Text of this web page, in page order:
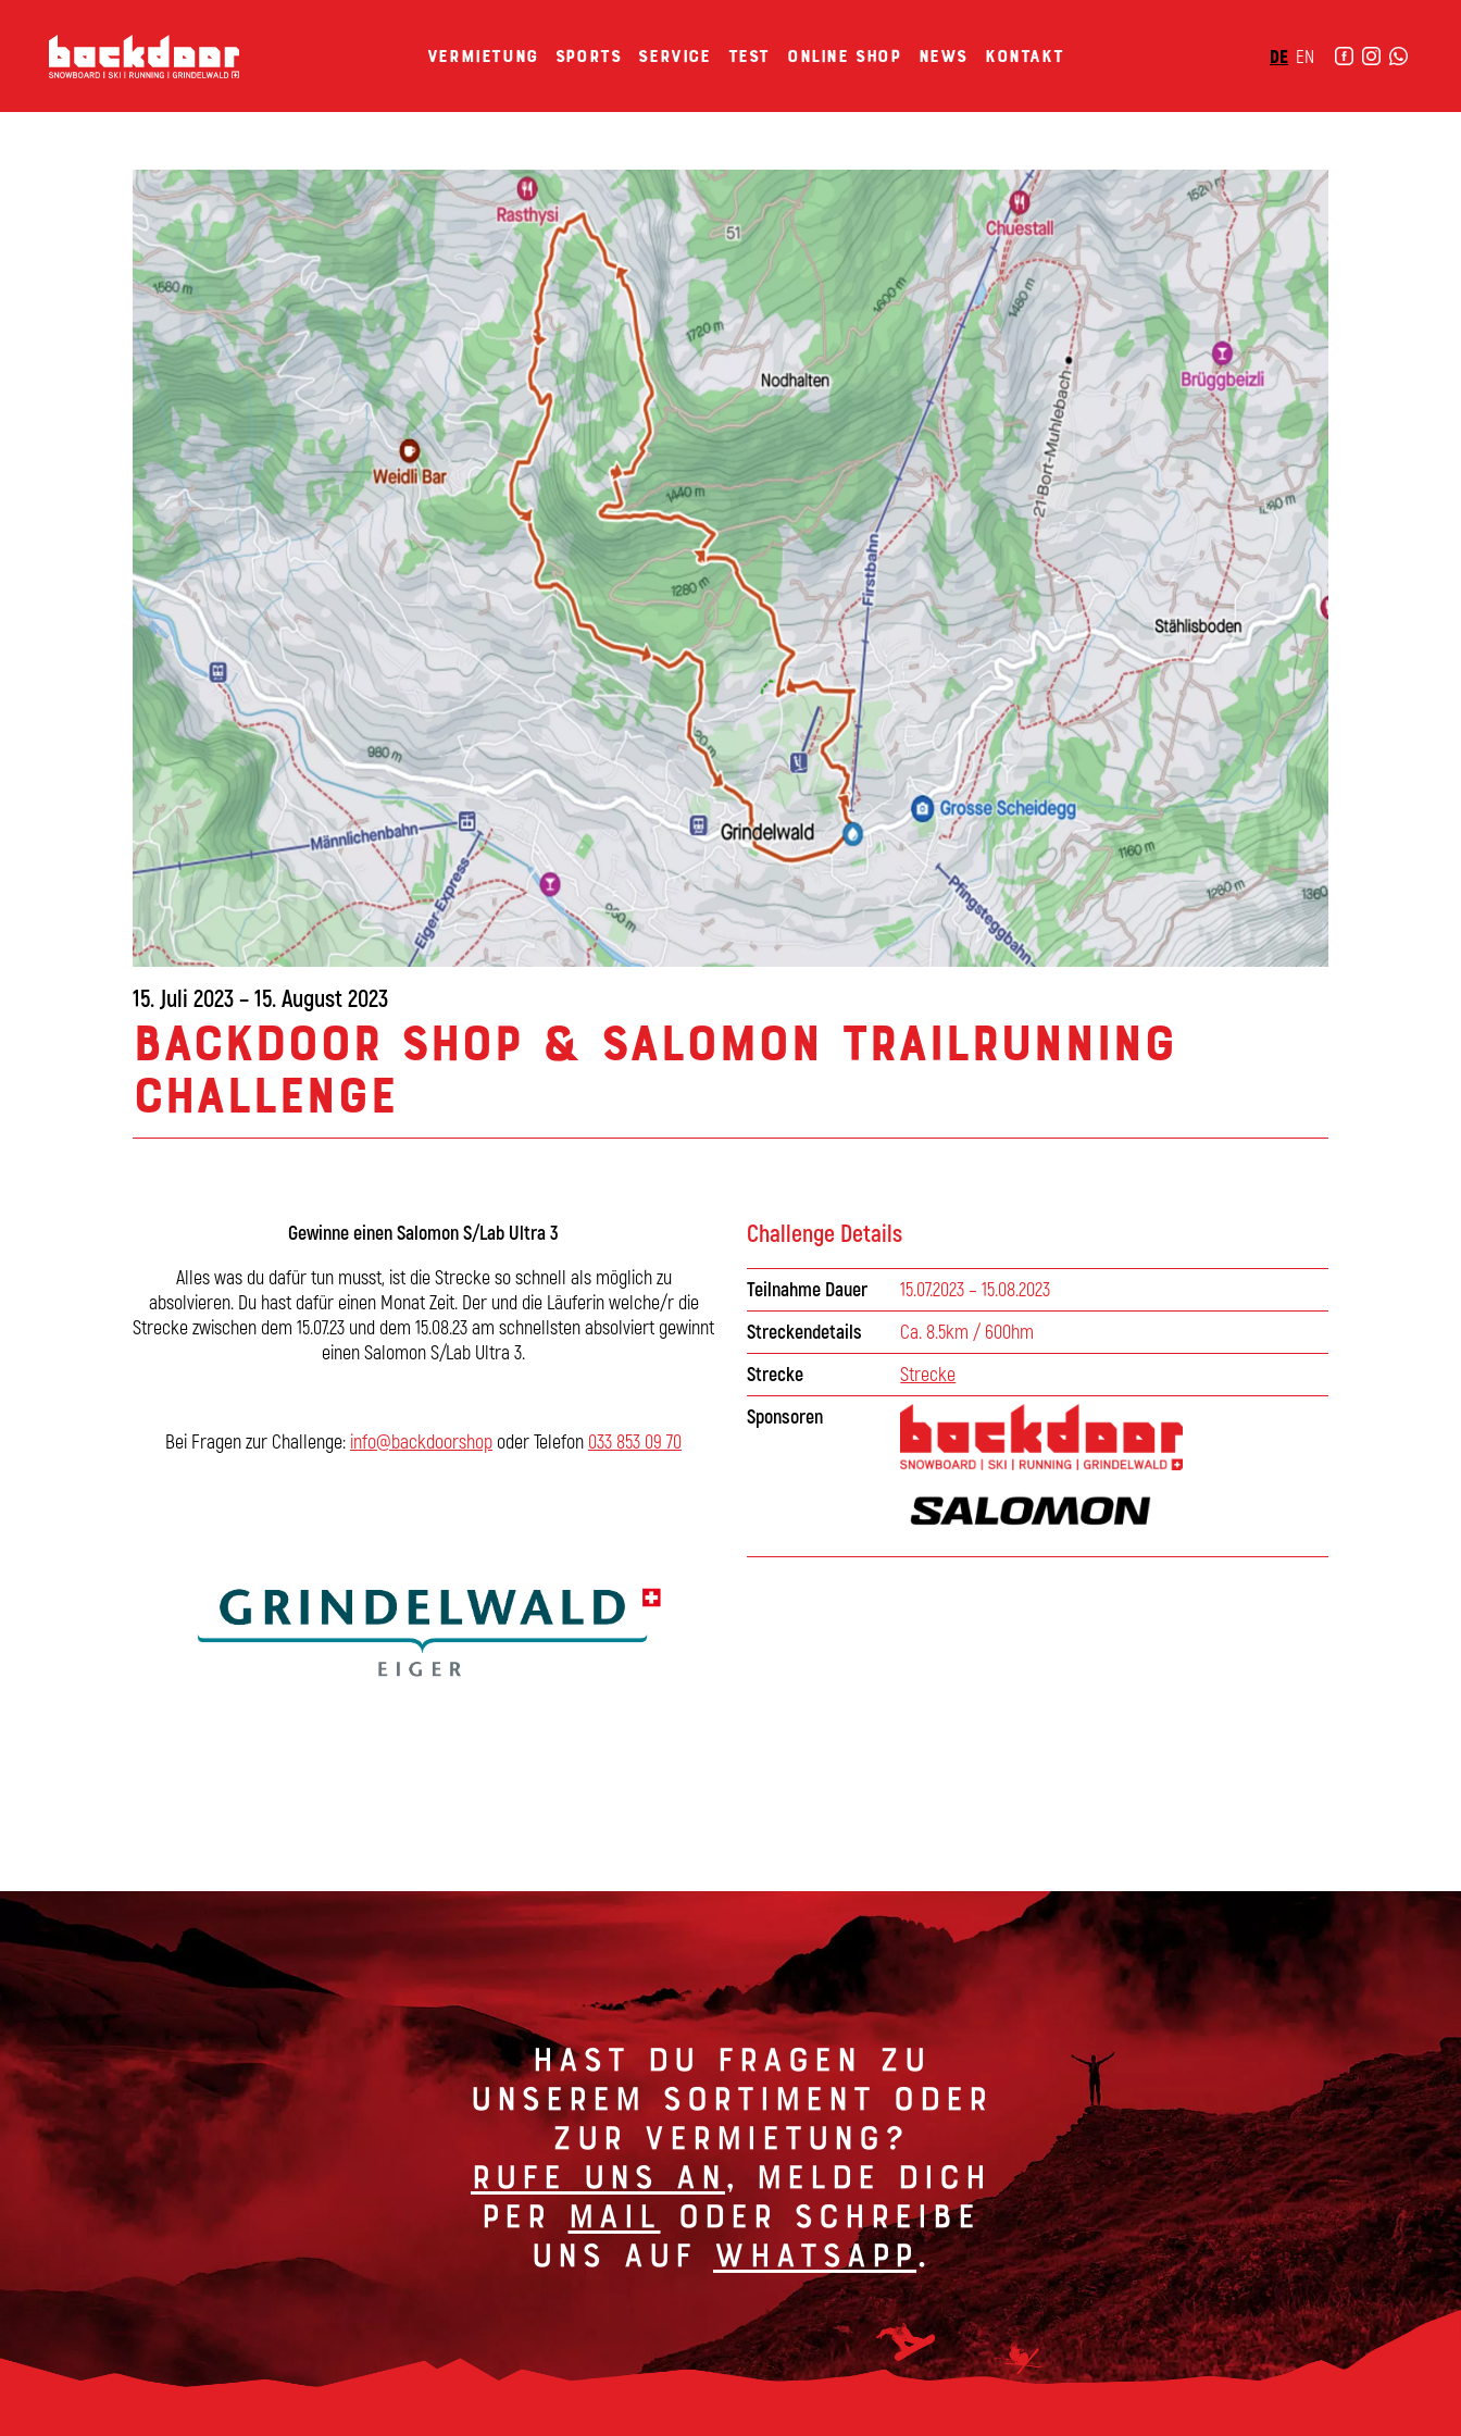
Vermietung Sports Service Test Online Shop News Kontakt DE EN
15. Juli 2023 – 15. August 2023
Backdoor Shop & Salomon Trailrunning
Challenge
Gewinne einen Salomon S/Lab Ultra 3
Alles was du dafür tun musst, ist die Strecke so schnell als möglich zu
absolvieren. Du hast dafür einen Monat Zeit. Der und die Läuferin welche/r die
Strecke zwischen dem 15.07.23 und dem 15.08.23 am schnellsten absolviert gewinnt
einen Salomon S/Lab Ultra 3.
Bei Fragen zur Challenge: info@backdoorshop oder Telefon 033 853 09 70
Challenge Details
Teilnahme Dauer
15.07.2023 – 15.08.2023
Streckendetails
Ca. 8.5km / 600hm
Strecke
Strecke
Sponsoren
Hast du Fragen zu
unserem Sortiment oder
zur Vermietung?
Rufe uns an , melde dich
per Mail
oder schreibe
uns auf Whatsapp.